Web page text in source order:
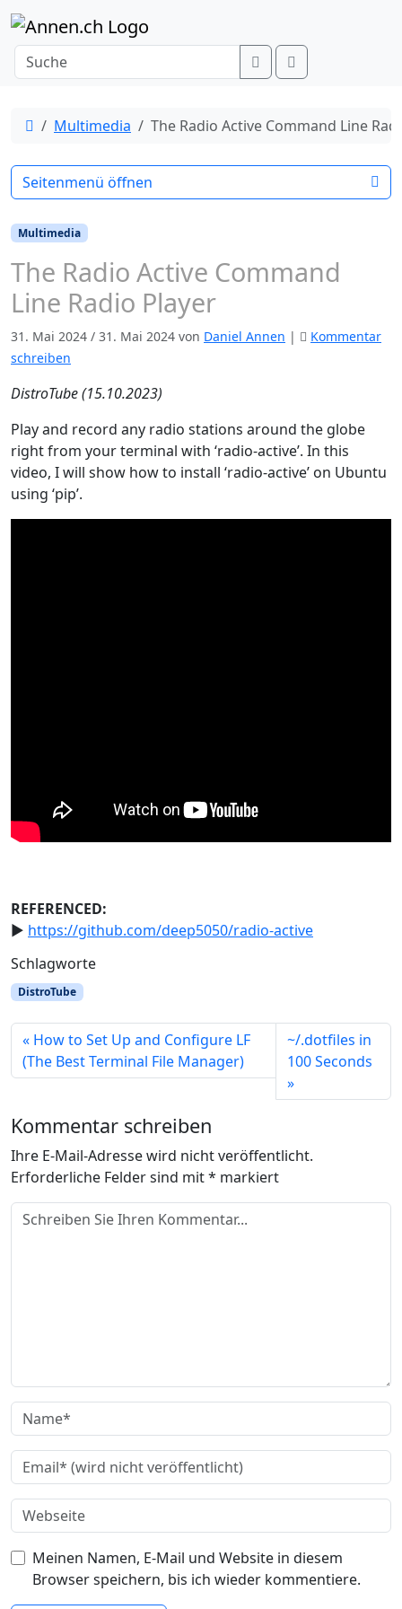
Weiter zum Inhalt
Search
StartMultimedia The Radio Active Command Line
Multimedia
The Radio Active Command
Line Radio Player
31. Mai 2024 / 31. Mai 2024 von Daniel Annen |
Kommentar
schreiben
DistroTube (15.10.2023)
Play and record any radio stations around the globe
right from your terminal with ‘radio-active’. In this
video, I will show how to install ‘radio-active’ on Ubuntu
using ‘pip’.
REFERENCED:
► https://github.com/deep5050/radio-active
Schlagworte
DistroTube
How to Set Up and Configure LF
(The Best Terminal File Manager)
~/.dotfiles in
100 Seconds
Kommentar schreiben
Ihre E-Mail-Adresse wird nicht veröffentlicht.
Erforderliche Felder sind mit* markiert
Meinen Namen, E-Mail und Website in diesem
Browser speichern, bis ich wieder kommentiere.
Seitenmenü öffnen